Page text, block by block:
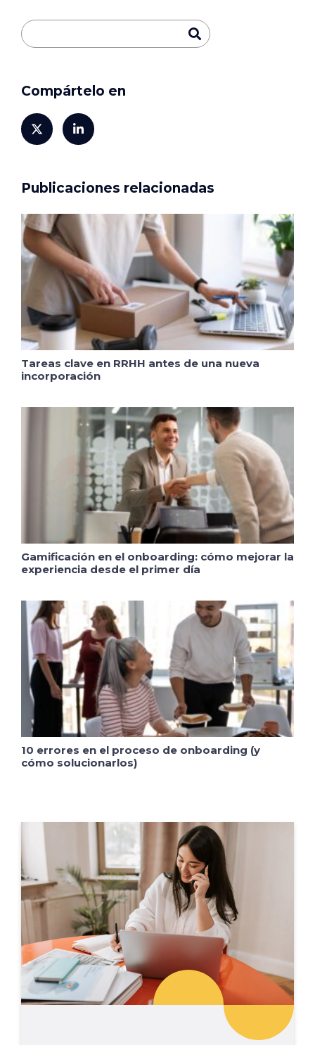
Compártelo en
Publicaciones relacionadas
Tareas clave en RRHH antes de una nueva
incorporación
Gamificación en el onboarding: cómo mejorar la
experiencia desde el primer día
10 errores en el proceso de onboarding (y
cómo solucionarlos)